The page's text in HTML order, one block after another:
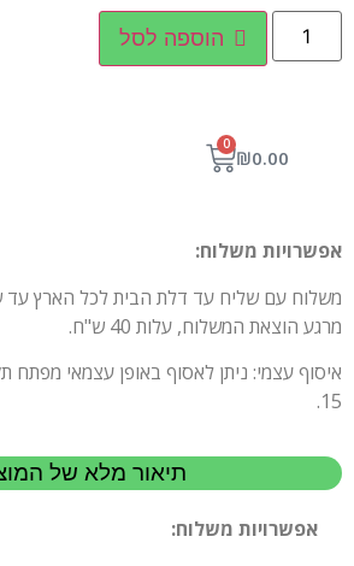
הוספה לסל
₪0.00
0
אפשרויות משלוח:
משלוח עם שליח עד דלת הבית לכל הארץ עד
מרגע הוצאת המשלוח, עלות 40 ש"ח.
איסוף עצמי: ניתן לאסוף באופן עצמאי
15.
תיאור מלא של
אפשרויות משלוח: